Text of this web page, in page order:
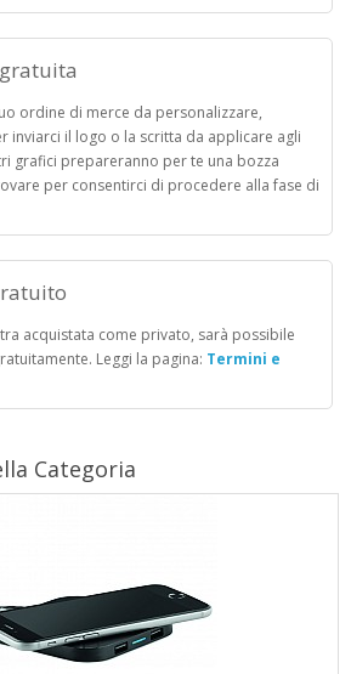
ordine di merce da personalizzare,
inviarci il logo o la scritta da applicare agli
grafici prepareranno per te una bozza
per consentirci di procedere alla fase di
acquistata come privato, sarà possibile
Leggi la pagina: Termini e
Categoria